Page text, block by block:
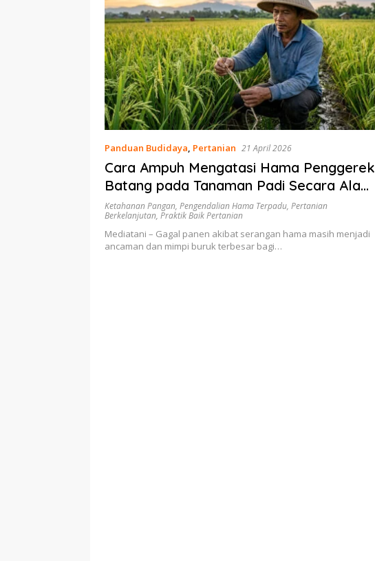
Panduan Budidaya, Pertanian 21 April 2026
Cara Ampuh Mengatasi Hama Penggerek
Batang pada Tanaman Padi Secara Alami
dan Kimia
Ketahanan Pangan, Pengendalian Hama Terpadu, Pertanian
Berkelanjutan, Praktik Baik Pertanian
Mediatani – Gagal panen akibat serangan hama masih menjadi
ancaman dan mimpi buruk terbesar bagi…